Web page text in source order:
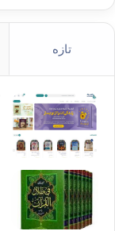
تازه